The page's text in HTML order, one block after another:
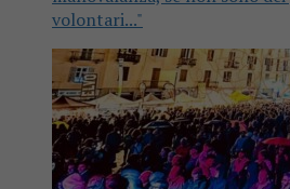
volontari..."